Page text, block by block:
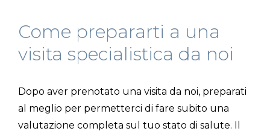
Come prepararti a una
visita specialistica da noi
Dopo aver prenotato una visita da noi, preparati
al meglio per permetterci di fare subito una
valutazione completa sul tuo stato di salute. Il